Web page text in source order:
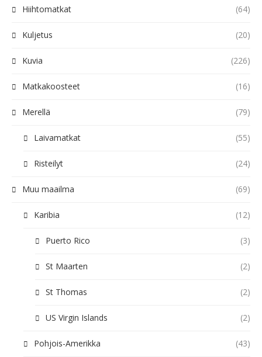
Hiihtomatkat (64)
Kuljetus (20)
Kuvia (226)
Matkakoosteet (16)
Merellä (79)
Laivamatkat (55)
Risteilyt (24)
Muu maailma (69)
Karibia (12)
Puerto Rico (3)
St Maarten (2)
St Thomas (2)
US Virgin Islands (2)
Pohjois-Amerikka (43)